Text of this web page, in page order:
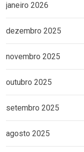
janeiro 2026
dezembro 2025
novembro 2025
outubro 2025
setembro 2025
agosto 2025